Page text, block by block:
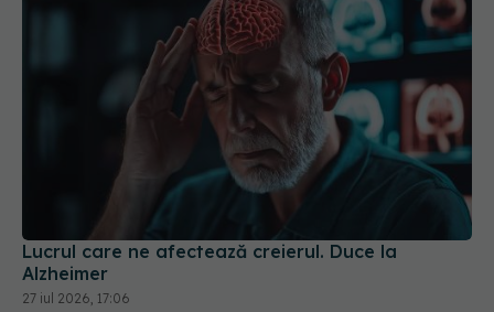
Lucrul care ne afectează creierul. Duce la
Alzheimer
27 iul 2026, 17:06